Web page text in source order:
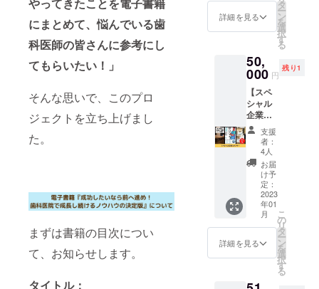
にまとめて、悩んでいる歯
科医師の皆さんに参考にし
てもらいたい！」
そんな思いで、このプロ
ジェクトを立ち上げまし
た。
まずは書籍の目次につい
て、お知らせします。
タイトル：
ング1位獲得
年商130億、
直営100店舗
ストーン
マーケット
中村泰二郎
社長、
タニタ食堂
や体脂肪計
を生み出し
世界売上No.
1企業にした
谷田前社長
の書籍も手
ネーム
でのご
電子書
籍は自
費出版
です。
(約70
ページ)
※掲載期
間は
2023年
1月から
1年間で
す。
をお送
りしま
欄に掲
載する
お名前
を必ず
ご記入
くださ
い。 ※
ニック
ネーム
でのご
参加も
できま
す。 ※
電子書
籍は自
費出版
です。
ハウの
決定
版』の
ポン
サーに
なれる
権利で
す。 電
子書籍
に企業
スポン
サーと
して企
業名と
企業の
HPリン
クを掲
載させ
ていた
だきま
詳細を見る
タ
ー
ン
を
選
択
す
る
50,
000 円
残り1
【スペ
シャル
企業ス
ポン
サー】
①電子
書籍
『成功
したい
なら前
へ進
め！歯
科医院
で成長
し続け
るノウ
決定
支援
者：
4人
お届
け予
定：
2023
年01
月
詳細を見る
こ
の
リ
タ
ー
ン
を
選
択
す
る